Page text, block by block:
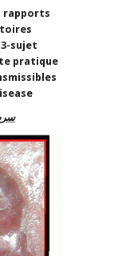
rapports
sujet
pratique